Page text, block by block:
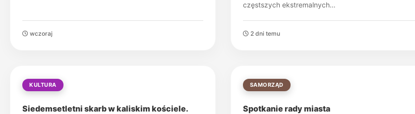
wczoraj
częstszych ekstremalnych…
2 dni temu
KULTURA
Siedemsetletni skarb w kaliskim kościele.
SAMORZĄD
Spotkanie rady miasta